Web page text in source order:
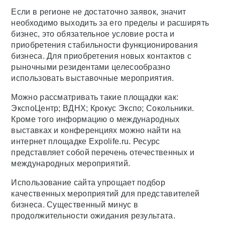
Если в регионе не достаточно заявок, значит
необходимо выходить за его пределы и расширять
бизнес, это обязательное условие роста и
приобретения стабильности функционирования
бизнеса. Для приобретения новых контактов с
рыночными резидентами целесообразно
использовать выставочные мероприятия.
Можно рассматривать такие площадки как:
ЭкспоЦентр; ВДНХ; Крокус Экспо; Сокольники.
Кроме того информацию о международных
выставках и конференциях можно найти на
интернет площадке Expolife.ru. Ресурс
представляет собой перечень отечественных и
международных мероприятий.
Использование сайта упрощает подбор
качественных мероприятий для представителей
бизнеса. Существенный минус в
продолжительности ожидания результата.